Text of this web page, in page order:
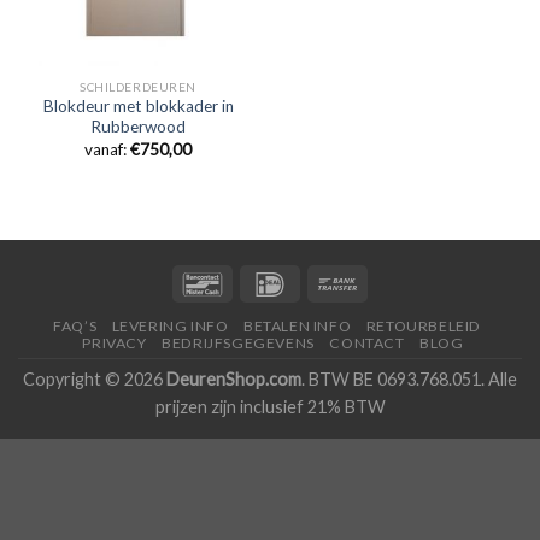
SCHILDERDEUREN
Blokdeur met blokkader in
Rubberwood
vanaf:€750,00
FAQ’S LEVERING INFO BETALEN INFO
RETOURBELEID
PRIVACY
BEDRIJFSGEGEVENS CONTACT BLOG
Copyright © 2026 DeurenShop.com. BTW BE 0693.768.051. Alle
prijzen zijn inclusief 21% BTW